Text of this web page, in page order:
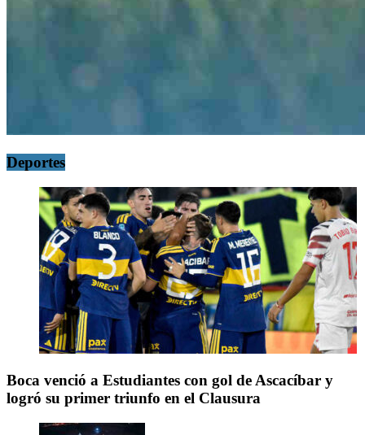
Deportes
Boca venció a Estudiantes con gol de Ascacíbar y
logró su primer triunfo en el Clausura